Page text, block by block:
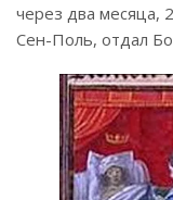
через два месяца,
Сен-Поль, отдал